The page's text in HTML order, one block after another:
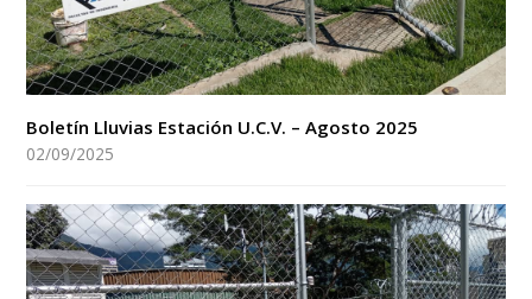
Boletín Lluvias Estación U.C.V. – Agosto 2025
02/09/2025